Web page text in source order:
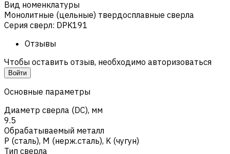
Вид номенклатуры
Монолитные (цельные) твердосплавные сверла
Серия сверл: DPK191
Отзывы
Чтобы оставить отзыв, необходимо авторизоваться
Войти
Основные параметры
Диаметр сверла (DC), мм
9.5
Обрабатываемый металл
Р (сталь), M (нерж.сталь), K (чугун)
Тип сверла